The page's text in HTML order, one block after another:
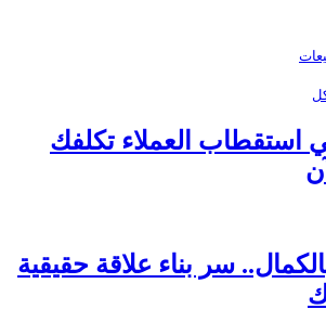
استقطاب العملاء تكلفك
سر بناء علاقة حقيقية